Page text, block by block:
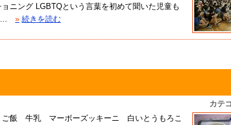
ニング LGBTQという言葉を初めて聞いた児童も
» 続きを読む
カテ
飯 牛乳 マーボーズッキーニ 白いとうもろこ